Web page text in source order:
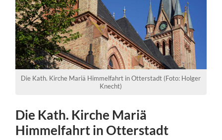
Die Kath. Kirche Mariä Himmelfahrt in Otterstadt (Foto: Holger
Knecht)
Die Kath. Kirche Mariä
Himmelfahrt in Otterstadt